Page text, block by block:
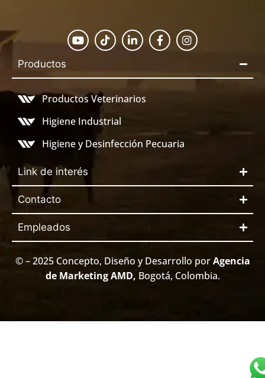
Productos
Productos Veterinarios
Higiene Industrial
Higiene y Desinfección Pecuaria
Link de interés
Contacto
Empleados
© – 2025 Concepto, Diseño y Desarrollo por Agencia
de Marketing AMD, Bogotá, Colombia.